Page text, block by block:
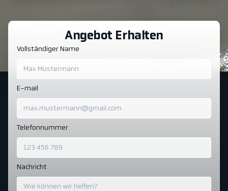
Angebot Erhalten
Vollständiger Name
E-mail
Telefonnummer
Nachricht